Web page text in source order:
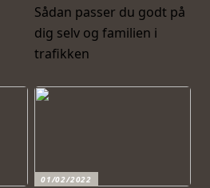
Sådan passer du godt på
dig selv og familien i
trafikken
01/02/2022